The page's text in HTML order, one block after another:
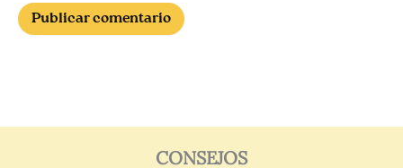
CONSEJOS